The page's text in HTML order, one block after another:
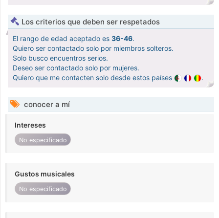
Los criterios que deben ser respetados
El rango de edad aceptado es 36-46.
Quiero ser contactado solo por miembros solteros.
Solo busco encuentros serios.
Deseo ser contactado solo por mujeres.
Quiero que me contacten solo desde estos países
.
conocer a mí
Intereses
No especificado
Gustos musicales
No especificado